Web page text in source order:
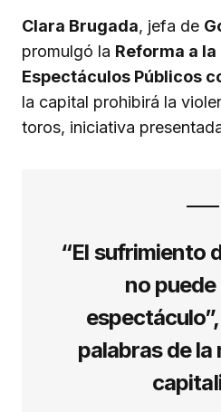
Clara Brugada, jefa de
promulgó la Reforma a la
Espectáculos Públicos
la capital prohibirá la
toros, iniciativa
“El sufrimiento
no puede
palabras de